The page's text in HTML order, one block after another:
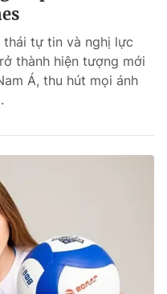
thái tự tin và nghị lực
thành hiện tượng mới
Á, thu hút mọi ánh